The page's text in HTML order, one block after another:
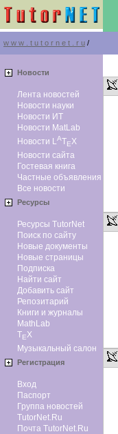
w w w . t u t o r n e t . r u /
Новоcти
Лента новостей
Новости науки
Новости ИТ
Новости MatLab
Новости LATEX
Новости сайта
Гостевая книга
Частные объявления
Все новости
Ресурсы
Ресурсы TutorNet
Поиск по сайту
Новые документы
Новые страницы
Подписка
Найти сайт
Добавить сайт
Репозитарий
Книги и журналы
MathLab
TEX
Музыкальный салон
Регистрация
Вход
Паспорт
Группа новостей
TutorNet.Ru
Почта TutorNet.Ru